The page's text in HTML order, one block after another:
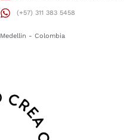
(+57) 311 383 5458
Medellin - Colombia